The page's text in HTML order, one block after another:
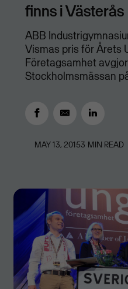
finns i Västerås
​ABB
Vismas pris för Årets
Företagsamhet
Stockholmsmässan
MAY 13, 20153 MIN READ